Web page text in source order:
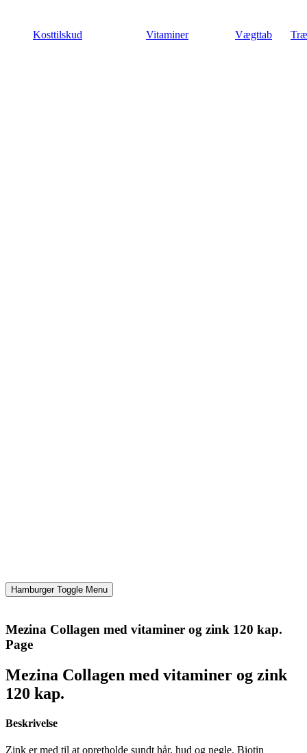
indholdKosttilskud Vitaminer Vægttab
Hamburger Toggle Menu
Mezina Collagen med vitaminer og zink 120 kap.
Page
Mezina Collagen med vitaminer og zink
120 kap.
Beskrivelse
Zink er med til at opretholde sundt hår, hud og negle. Biotin